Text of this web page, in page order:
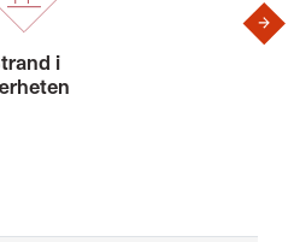
i
›